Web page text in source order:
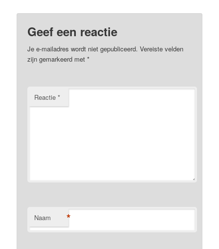
Geef een reactie
Je e-mailadres wordt niet gepubliceerd. Vereiste velden
zijn gemarkeerd met*
Reactie*
Naam *